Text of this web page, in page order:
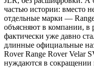
частью истории: вместо
отдельные марки —
объясняют в компании, в
фактически уже давно
длинные официальные
Rover Range Rover Velar
нуждаются в сокращении